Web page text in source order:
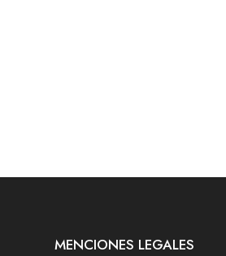
MENCIONES LEGALES